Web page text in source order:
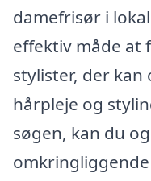
damefrisør i
effektiv måde at
stylister, der
hårpleje og
søgen, kan du